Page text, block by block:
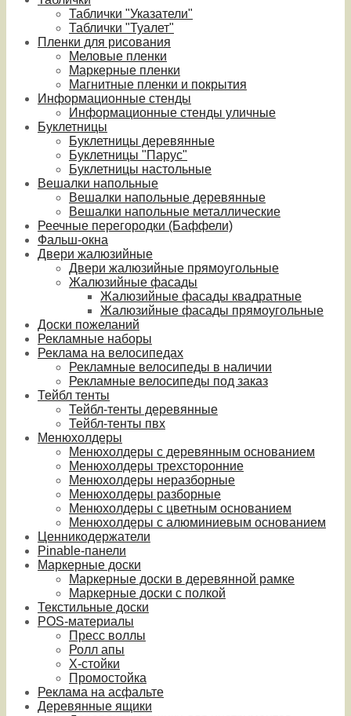
Таблички "Указатели"
Таблички "Туалет"
Пленки для рисования
Меловые пленки
Маркерные пленки
Магнитные пленки и покрытия
Информационные стенды
Информационные стенды уличные
Буклетницы
Буклетницы деревянные
Буклетницы "Парус"
Буклетницы настольные
Вешалки напольные
Вешалки напольные деревянные
Вешалки напольные металлические
Реечные перегородки (Баффели)
Фальш-окна
Двери жалюзийные
Двери жалюзийные прямоугольные
Жалюзийные фасады
Жалюзийные фасады квадратные
Жалюзийные фасады прямоугольные
Доски пожеланий
Рекламные наборы
Реклама на велосипедах
Рекламные велосипеды в наличии
Рекламные велосипеды под заказ
Тейбл тенты
Тейбл-тенты деревянные
Тейбл-тенты пвх
Менюхолдеры
Менюхолдеры с деревянным основанием
Менюхолдеры трехсторонние
Менюхолдеры неразборные
Менюхолдеры разборные
Менюхолдеры с цветным основанием
Менюхолдеры с алюминиевым основанием
Ценникодержатели
Pinable-панели
Маркерные доски
Маркерные доски в деревянной рамке
Маркерные доски с полкой
Текстильные доски
POS-материалы
Пресс воллы
Ролл апы
Х-стойки
Промостойка
Реклама на асфальте
Деревянные ящики